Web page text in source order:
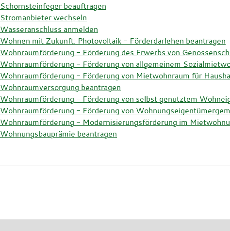
Schornsteinfeger beauftragen
Stromanbieter wechseln
Wasseranschluss anmelden
Wohnen mit Zukunft: Photovoltaik - Förderdarlehen beantragen
Wohnraumförderung - Förderung des Erwerbs von
Wohnraumförderung - Förderung von allgemeinem
Wohnraumförderung - Förderung von Mietwohnraum für
Wohnraumversorgung beantragen
Wohnraumförderung - Förderung von selbst genutztem
Wohnraumförderung - Förderung von
Wohnraumförderung - Modernisierungsförderung im
Wohnungsbauprämie beantragen